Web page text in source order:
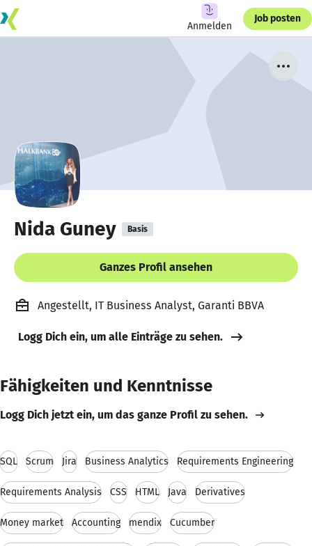
Anmelden
Job posten
Nida Guney Basis
Ganzes Profil ansehen
Angestellt, IT Business Analyst, Garanti BBVA
Logg Dich ein, um alle Einträge zu sehen.
Fähigkeiten und Kenntnisse
Logg Dich jetzt ein, um das ganze Profil zu sehen.
SQL Scrum Jira Business Analytics Requirements Engineering
Requirements Analysis CSS HTML Java Derivatives
Money market Accounting mendix Cucumber